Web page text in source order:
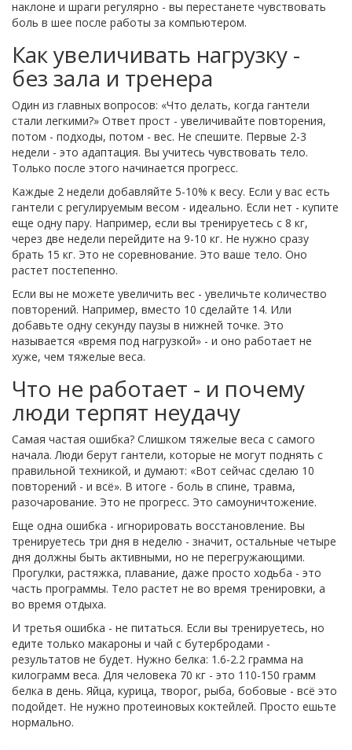
наклоне и шраги регулярно - вы перестанете чувствовать
боль в шее после работы за компьютером.
Как увеличивать нагрузку -
без зала и тренера
Один из главных вопросов: «Что делать, когда гантели
стали легкими?» Ответ прост - увеличивайте повторения,
потом - подходы, потом - вес. Не спешите. Первые 2-3
недели - это адаптация. Вы учитесь чувствовать тело.
Только после этого начинается прогресс.
Каждые 2 недели добавляйте 5-10% к весу. Если у вас есть
гантели с регулируемым весом - идеально. Если нет - купите
еще одну пару. Например, если вы тренируетесь с 8 кг,
через две недели перейдите на 9-10 кг. Не нужно сразу
брать 15 кг. Это не соревнование. Это ваше тело. Оно
растет постепенно.
Если вы не можете увеличить вес - увеличьте количество
повторений. Например, вместо 10 сделайте 14. Или
добавьте одну секунду паузы в нижней точке. Это
называется «время под нагрузкой» - и оно работает не
хуже, чем тяжелые веса.
Что не работает - и почему
люди терпят неудачу
Самая частая ошибка? Слишком тяжелые веса с самого
начала. Люди берут гантели, которые не могут поднять с
правильной техникой, и думают: «Вот сейчас сделаю 10
повторений - и всё». В итоге - боль в спине, травма,
разочарование. Это не прогресс. Это самоуничтожение.
Еще одна ошибка - игнорировать восстановление. Вы
тренируетесь три дня в неделю - значит, остальные четыре
дня должны быть активными, но не перегружающими.
Прогулки, растяжка, плавание, даже просто ходьба - это
часть программы. Тело растет не во время тренировки, а
во время отдыха.
И третья ошибка - не питаться. Если вы тренируетесь, но
едите только макароны и чай с бутербродами -
результатов не будет. Нужно белка: 1.6-2.2 грамма на
килограмм веса. Для человека 70 кг - это 110-150 грамм
белка в день. Яйца, курица, творог, рыба, бобовые - всё это
подойдет. Не нужно протеиновых коктейлей. Просто ешьте
нормально.